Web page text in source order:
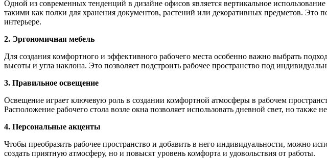
Одной из современных тенденций в дизайне офисов является вертикальное
такими как полки для хранения документов, растений или декоративных предметов. Это
интерьере.
2. Эргономичная мебель
Для создания комфортного и эффективного рабочего места особенно важно выбрать
высоты и угла наклона. Это позволяет подстроить рабочее пространство под
3. Правильное освещение
Освещение играет ключевую роль в создании комфортной атмосферы в рабочем
Расположение рабочего стола возле окна позволяет использовать дневной свет, но
4. Персональные акценты
Чтобы преобразить рабочее пространство и добавить в него индивидуальности, можно
создать приятную атмосферу, но и повысят уровень комфорта и удовольствия от работы.